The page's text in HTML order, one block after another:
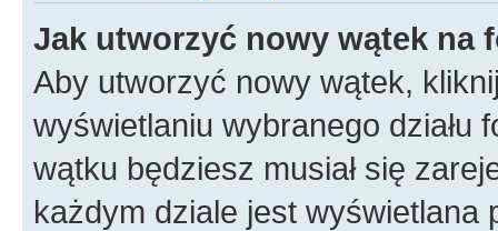
Jak utworzyć nowy wątek na
Aby utworzyć nowy wątek,
wyświetlaniu wybranego działu
wątku będziesz musiał się
każdym dziale jest wyświetlana